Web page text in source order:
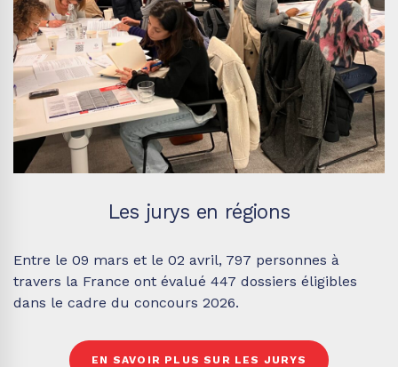
Les jurys en régions
Entre le 09 mars et le 02 avril, 797 personnes à
travers la France ont évalué 447 dossiers éligibles
dans le cadre du concours 2026.
EN SAVOIR PLUS SUR LES JURYS